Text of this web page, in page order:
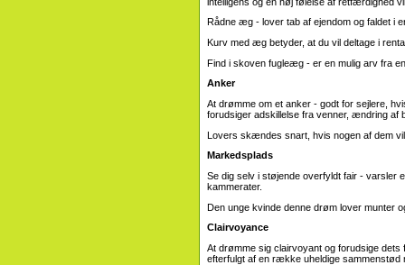
Rådne æg - lover tab af ejendom og faldet i
Kurv med æg betyder, at du vil deltage i
Find i skoven fugleæg - er en mulig arv fra
Anker
At drømme om et anker - godt for sejlere,
forudsiger adskillelse fra venner, ændring af
Lovers skændes snart, hvis nogen af ​​dem
Markedsplads
Se dig selv i støjende overfyldt fair - varsler
kammerater.
Den unge kvinde denne drøm lover munter
Clairvoyance
At drømme sig clairvoyant og forudsige
efterfulgt af en række uheldige